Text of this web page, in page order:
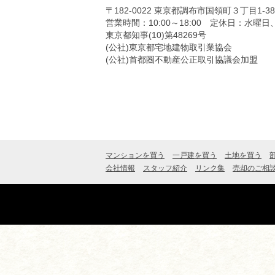
〒182-0022 東京都調布市国領町３丁目1-
営業時間：10:00～18:00 定休日：水曜日
東京都知事(10)第48269号
(公社)東京都宅地建物取引業協会
(公社)首都圏不動産公正取引協議会加盟
マンションを買う 一戸建を買う 土地を買う
会社情報
スタッフ紹介 リンク集 売却のご相